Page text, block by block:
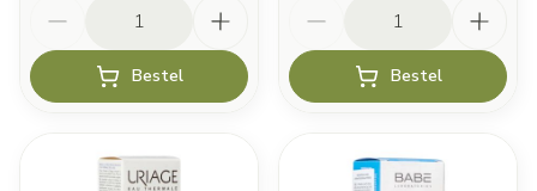
Bestel Bestel